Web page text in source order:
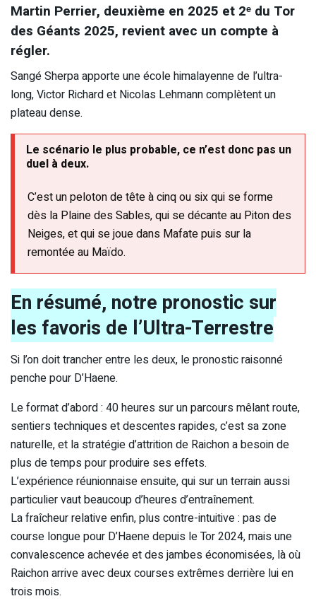
Martin Perrier, deuxième en 2025 et 2ᵉ du Tor
des Géants 2025, revient avec un compte à
régler.
Sangé Sherpa apporte une école himalayenne de l’ultra-
long, Victor Richard et Nicolas Lehmann complètent un
plateau dense.
Le scénario le plus probable, ce n’est donc pas un
duel à deux.
C’est un peloton de tête à cinq ou six qui se forme
dès la Plaine des Sables, qui se décante au Piton des
Neiges, et qui se joue dans Mafate puis sur la
remontée au Maïdo.
En résumé, notre pronostic sur
les favoris de l’Ultra-Terrestre
Si l’on doit trancher entre les deux, le pronostic raisonné
penche pour D’Haene.
Le format d’abord : 40 heures sur un parcours mêlant route,
sentiers techniques et descentes rapides, c’est sa zone
naturelle, et la stratégie d’attrition de Raichon a besoin de
plus de temps pour produire ses effets.
L’expérience réunionnaise ensuite, qui sur un terrain aussi
particulier vaut beaucoup d’heures d’entraînement.
La fraîcheur relative enfin, plus contre-intuitive : pas de
course longue pour D’Haene depuis le Tor 2024, mais une
convalescence achevée et des jambes économisées, là où
Raichon arrive avec deux courses extrêmes derrière lui en
trois mois.